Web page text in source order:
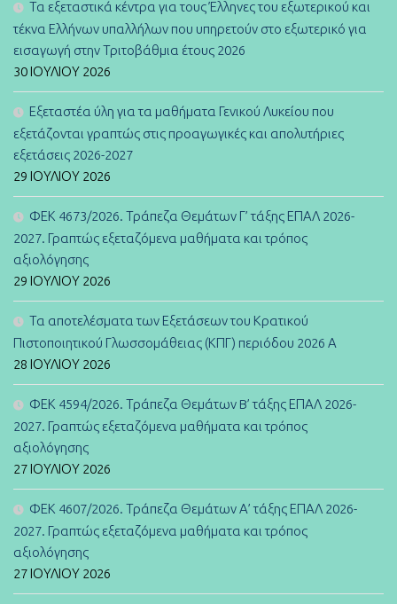
Τα εξεταστικά κέντρα για τους Έλληνες του εξωτερικού και
τέκνα Ελλήνων υπαλλήλων που υπηρετούν στο εξωτερικό για
εισαγωγή στην Τριτοβάθμια έτους 2026
30 ΙΟΥΛΊΟΥ 2026
Εξεταστέα ύλη για τα μαθήματα Γενικού Λυκείου που
εξετάζονται γραπτώς στις προαγωγικές και απολυτήριες
εξετάσεις 2026-2027
29 ΙΟΥΛΊΟΥ 2026
ΦΕΚ 4673/2026. Τράπεζα Θεμάτων Γ’ τάξης ΕΠΑΛ 2026-
2027. Γραπτώς εξεταζόμενα μαθήματα και τρόπος
αξιολόγησης
29 ΙΟΥΛΊΟΥ 2026
Τα αποτελέσματα των Εξετάσεων του Κρατικού
Πιστοποιητικού Γλωσσομάθειας (ΚΠΓ) περιόδου 2026 Α
28 ΙΟΥΛΊΟΥ 2026
ΦΕΚ 4594/2026. Τράπεζα Θεμάτων B’ τάξης ΕΠΑΛ 2026-
2027. Γραπτώς εξεταζόμενα μαθήματα και τρόπος
αξιολόγησης
27 ΙΟΥΛΊΟΥ 2026
ΦΕΚ 4607/2026. Τράπεζα Θεμάτων Α’ τάξης ΕΠΑΛ 2026-
2027. Γραπτώς εξεταζόμενα μαθήματα και τρόπος
αξιολόγησης
27 ΙΟΥΛΊΟΥ 2026